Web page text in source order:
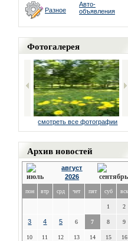
Разное
Авто-
объявления
Фотогалерея
смотреть все фотографии
Архив новостей
август
2026
пон втр срд чет пят суб вск
1 2
3 4 5 6 7 8 9
10 11 12 13 14 15 16